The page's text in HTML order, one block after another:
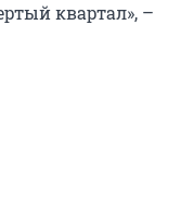
квартал», –